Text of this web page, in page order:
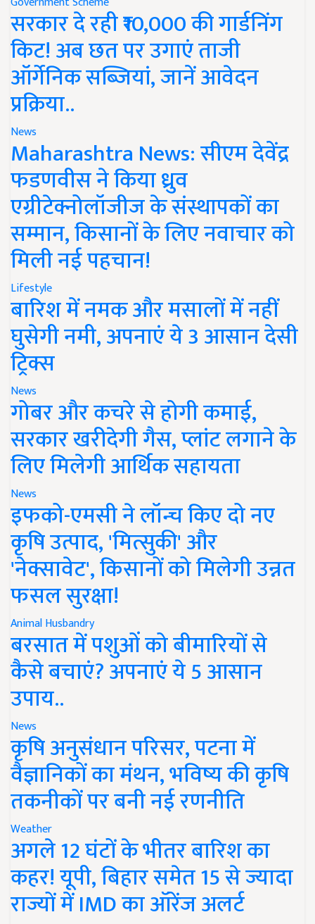
सरकार दे रही ₹10,000 की गार्डनिंग
किट! अब छत पर उगाएं ताजी
ऑर्गेनिक सब्जियां, जानें आवेदन
प्रक्रिया..
News
Maharashtra News: सीएम देवेंद्र
फडणवीस ने किया ध्रुव
एग्रीटेक्नोलॉजीज के संस्थापकों का
सम्मान, किसानों के लिए नवाचार को
मिली नई पहचान!
Lifestyle
बारिश में नमक और मसालों में नहीं
घुसेगी नमी, अपनाएं ये 3 आसान देसी
ट्रिक्स
News
गोबर और कचरे से होगी कमाई,
सरकार खरीदेगी गैस, प्लांट लगाने के
लिए मिलेगी आर्थिक सहायता
News
इफको-एमसी ने लॉन्च किए दो नए
कृषि उत्पाद, 'मित्सुकी' और
'नेक्सावेट', किसानों को मिलेगी उन्नत
फसल सुरक्षा!
Animal Husbandry
बरसात में पशुओं को बीमारियों से
कैसे बचाएं? अपनाएं ये 5 आसान
उपाय..
News
कृषि अनुसंधान परिसर, पटना में
वैज्ञानिकों का मंथन, भविष्य की कृषि
तकनीकों पर बनी नई रणनीति
Weather
अगले 12 घंटों के भीतर बारिश का
कहर! यूपी, बिहार समेत 15 से ज्यादा
राज्यों में IMD का ऑरेंज अलर्ट